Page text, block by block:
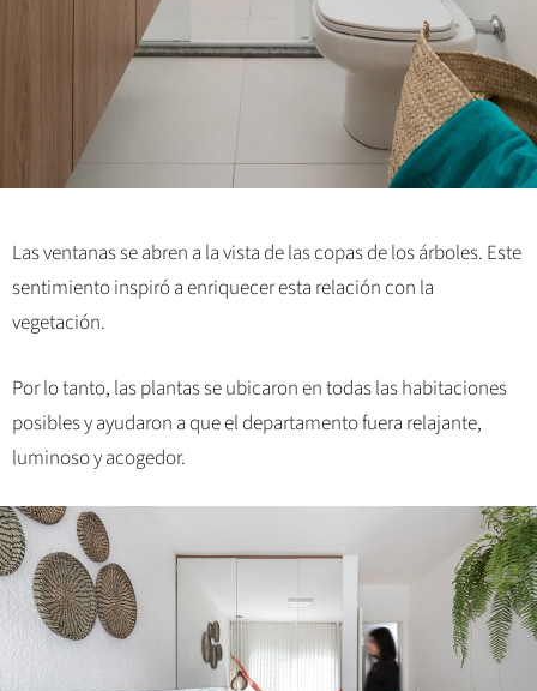
Las ventanas se abren a la vista de las copas de los árboles. Este
sentimiento inspiró a enriquecer esta relación con la
vegetación.
Por lo tanto, las plantas se ubicaron en todas las habitaciones
posibles y ayudaron a que el departamento fuera relajante,
luminoso y acogedor.